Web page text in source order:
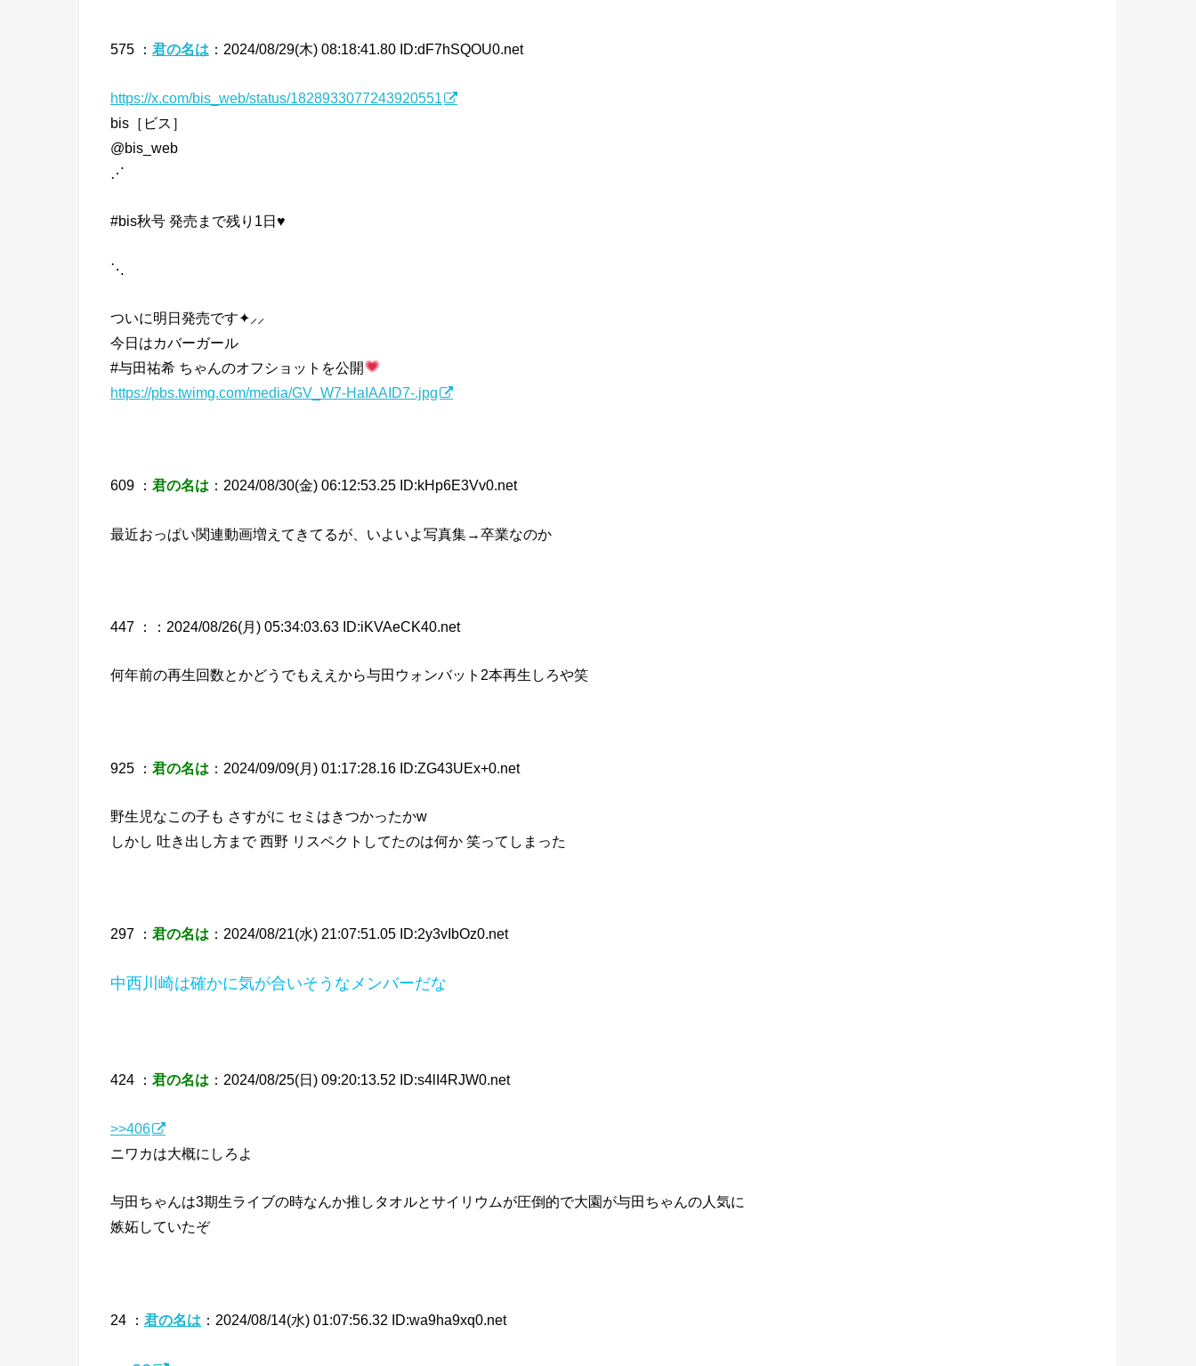
575 ： 君の名は ：2024/08/29(木) 08:18:41.80 ID:dF7hSQOU0.net
https://x.com/bis_web/status/1828933077243920551
bis［ビス］
@bis_web
⋰
#bis秋号 発売まで残り1日♥︎
⋱
ついに明日発売です✦⸝⸝
今日はカバーガール
#与田祐希 ちゃんのオフショットを公開
https://pbs.twimg.com/media/GV_W7-HaIAAID7-.jpg
609 ： 君の名は ：2024/08/30(金) 06:12:53.25 ID:kHp6E3Vv0.net
最近おっぱい関連動画増えてきてるが、いよいよ写真集→卒業なのか
447 ： ：2024/08/26(月) 05:34:03.63 ID:iKVAeCK40.net
何年前の再生回数とかどうでもええから与田ウォンバット2本再生しろや笑
925 ： 君の名は ：2024/09/09(月) 01:17:28.16 ID:ZG43UEx+0.net
野生児なこの子も さすがに セミはきつかったかw
しかし 吐き出し方まで 西野 リスペクトしてたのは何か 笑ってしまった
297 ： 君の名は ：2024/08/21(水) 21:07:51.05 ID:2y3vIbOz0.net
中西川崎は確かに気が合いそうなメンバーだな
424 ： 君の名は ：2024/08/25(日) 09:20:13.52 ID:s4lI4RJW0.net
>>406
ニワカは大概にしろよ
与田ちゃんは3期生ライブの時なんか推しタオルとサイリウムが圧倒的で大園が与田ちゃんの人気に
嫉妬していたぞ
24 ： 君の名は ：2024/08/14(水) 01:07:56.32 ID:wa9ha9xq0.net